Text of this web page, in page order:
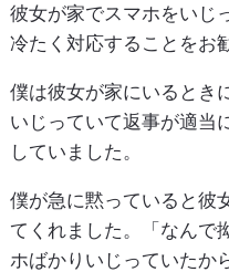
彼女が家でスマホをいじ
冷たく対応することをお
僕は彼女が家にいるとき
いじっていて返事が適当
していました。
僕が急に黙っていると彼
てくれました。「なんで
ホばかりいじっていたか